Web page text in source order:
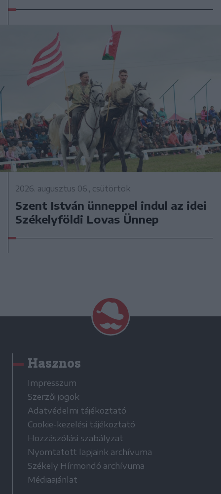
2026. augusztus 06., csütörtök
Szent István ünneppel indul az idei
Székelyföldi Lovas Ünnep
Hasznos
Impresszum
Szerzői jogok
Adatvédelmi tájékoztató
Cookie-kezelési tájékoztató
Hozzászólási szabályzat
Nyomtatott lapjaink archívuma
Székely Hírmondó archívuma
Médiaajánlat